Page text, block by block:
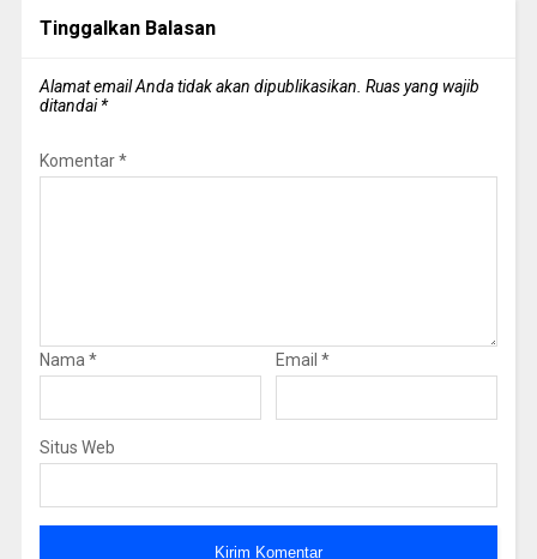
Tinggalkan Balasan
Alamat email Anda tidak akan dipublikasikan. Ruas yang wajib
ditandai*
Komentar*
Nama* Email *
Situs Web